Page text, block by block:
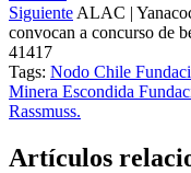
Siguiente ALAC |
convocan a concurso de
41417
Tags: Nodo Chile
Minera Escondida
Rassmuss.
Artículos